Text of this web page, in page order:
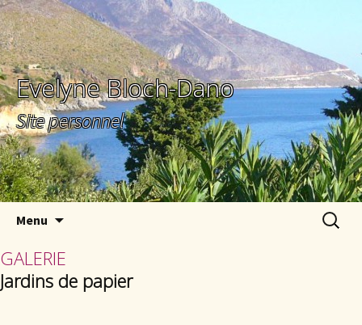
Evelyne Bloch-Dano
Site personnel
Menu
GALERIE
Jardins de papier